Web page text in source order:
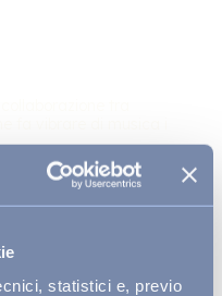
statistici e, previo